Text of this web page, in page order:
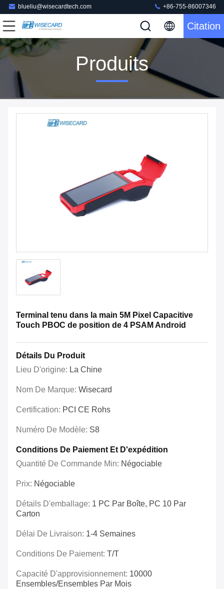
blueliu@wisecardtech.com +86-755-86007346
Citation
Produits
Terminal tenu dans la main 5M Pixel Capacitive
Touch PBOC de position de 4 PSAM Android
Détails Du Produit
Lieu D'origine: La Chine
Nom De Marque: Wisecard
Certification: PCI CE Rohs
Numéro De Modèle: S8
Conditions De Paiement Et D'expédition
Quantité De Commande Min: Négociable
Prix: Négociable
Détails D'emballage: 1 PC Par Boîte, PC 10 Par
Carton
Délai De Livraison: 1-4 Semaines
Conditions De Paiement: T/T
Capacité D'approvisionnement: 10000
Ensembles/ensembles Par Mois